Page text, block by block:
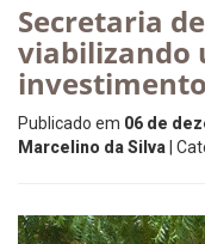
Secretaria
viabilizando
Publicado em 06 de
Marcelino da Silva |